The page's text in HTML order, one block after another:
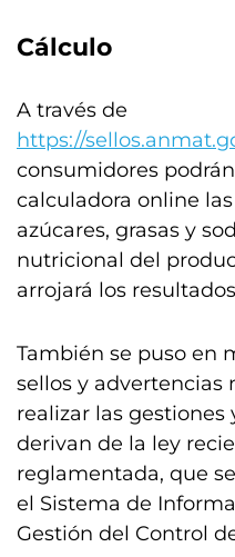
Cálculo
A través de
https://
consumidores
calculadora online
azúcares, grasas y
nutricional del
arrojará los
También se puso en
sellos y advertencias
realizar las
derivan de la ley
reglamentada, que
el Sistema de
Gestión del Control